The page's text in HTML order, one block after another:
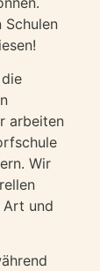
Schulen
arbeiten
Wir
Art und